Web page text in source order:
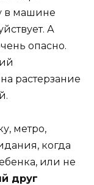
в машине
А
опасно.
растерзание
метро,
когда
или не
друг